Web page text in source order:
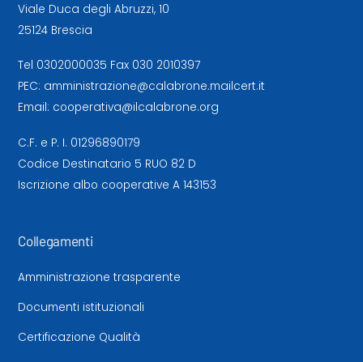
Viale Duca degli Abruzzi, 10
25124 Brescia
Tel 0302000035 Fax 030 2010397
PEC: amministrazione@calabrone.mailcert.it
Email: cooperativa@ilcalabrone.org
C.F. e P. I. 01296890179
Codice Destinatario 5 RUO 82 D
Iscrizione albo cooperative A 143153
Collegamenti
Amministrazione trasparente
Documenti istituzionali
Certificazione Qualità